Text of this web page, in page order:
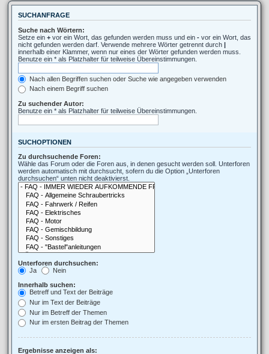
SUCHANFRAGE
Suche nach Wörtern:
Setze ein + vor ein Wort, das gefunden werden muss und ein - vor ein Wort, das
nicht gefunden werden darf. Verwende mehrere Wörter getrennt durch |
innerhalb einer Klammer, wenn nur eines der Wörter gefunden werden muss.
Benutze ein * als Platzhalter für teilweise Übereinstimmungen.
Nach allen Begriffen suchen oder Suche wie angegeben verwenden
Nach einem Begriff suchen
Zu suchender Autor:
Benutze ein * als Platzhalter für teilweise Übereinstimmungen.
SUCHOPTIONEN
Zu durchsuchende Foren:
Wähle das Forum oder die Foren aus, in denen gesucht werden soll. Unterforen
werden automatisch mit durchsucht, sofern du die Option „Unterforen
durchsuchen“ unten nicht deaktivierst.
Unterforen durchsuchen:
Ja
Nein
Innerhalb suchen:
Betreff und Text der Beiträge
Nur im Text der Beiträge
Nur im Betreff der Themen
Nur im ersten Beitrag der Themen
Ergebnisse anzeigen als: